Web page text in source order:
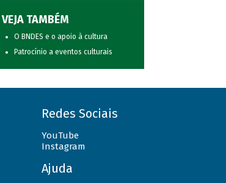
VEJA TAMBÉM
O BNDES e o apoio à cultura
Patrocínio a eventos culturais
Redes Sociais
YouTube
Instagram
Ajuda